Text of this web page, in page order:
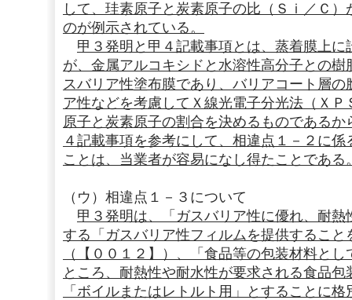
して、珪素原子と炭素原子の比（Ｓｉ／Ｃ
のが例示されている。
甲３発明と甲４記載事項とは、蒸着膜上
が、金属アルコキシドと水溶性高分子との
スバリア性塗布膜であり、バリアコート層
ア性などを考慮してＸ線光電子分光法（Ｘ
原子と炭素原子の割合を決めるものである
４記載事項を参考にして、相違点１－２に
ことは、当業者が容易になし得たことである
（ウ）相違点１－３について
甲３発明は、「ガスバリア性に優れ、耐
する「ガスバリア性フィルムを提供するこ
（【００１２】）、「食品等の包装材料と
ところ、耐熱性や耐水性が要求される食品
「ボイルまたはレトルト用」とすることに